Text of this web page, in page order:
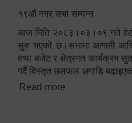
१९औं नगर सभा सम्पन्न
आज मिति २०८३।०३।०९ गते
सुरु भएको छ।सभामा आगामी
तथा बजेट र क्षेत्रगत कार्यक्रम
गर्दै विस्तृत छलफल अगाडि
Read more